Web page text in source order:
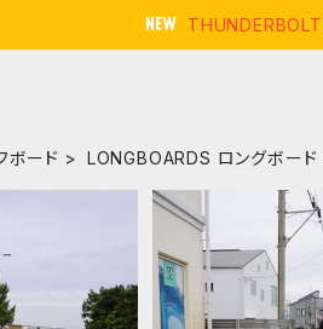
ボード LONGBOARDS ロングボード